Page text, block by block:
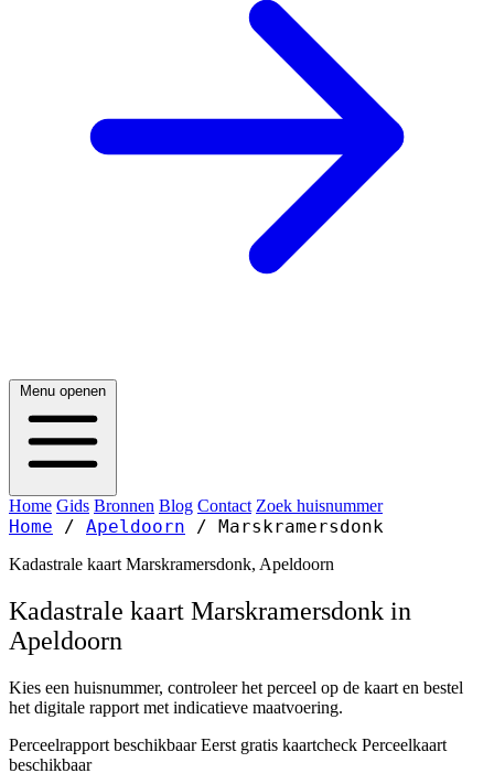
Menu openen
Home Gids Bronnen Blog Contact Zoek huisnummer
Home / Apeldoorn / Marskramersdonk
Kadastrale kaart Marskramersdonk, Apeldoorn
Kadastrale kaart Marskramersdonk in
Apeldoorn
Kies een huisnummer, controleer het perceel op de kaart en bestel
het digitale rapport met indicatieve maatvoering.
Perceelrapport beschikbaar Eerst gratis kaartcheck Perceelkaart
beschikbaar